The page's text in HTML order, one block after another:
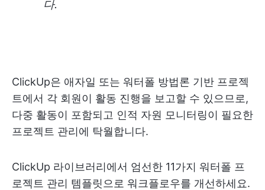
다.
ClickUp은 애자일 또는 워터폴 방법론 기반 프로젝
트에서 각 회원이 활동 진행을 보고할 수 있으므로,
다중 활동이 포함되고 인적 자원 모니터링이 필요한
프로젝트 관리에 탁월합니다.
ClickUp 라이브러리에서 엄선한 11가지 워터폴 프
로젝트 관리 템플릿으로 워크플로우를 개선하세요.